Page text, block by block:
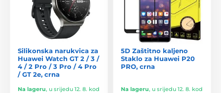
Silikonska narukvica za
Huawei Watch GT 2 / 3 /
4 / 2 Pro / 3 Pro / 4 Pro
/ GT 2e, crna
Na lageru, u srijedu 12. 8. kod
5D Zaštitno kaljeno
Staklo za Huawei P20
PRO, crna
Na lageru, u srijedu 12. 8. kod